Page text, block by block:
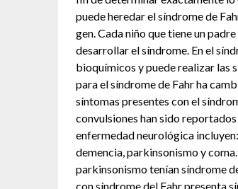
puede heredar el síndrome de
gen. Cada niño que tiene un
desarrollar el síndrome. En el
bioquímicos y puede realizar las
para el síndrome de Fahr ha
síntomas presentes con el
convulsiones han sido
enfermedad neurológica
demencia, parkinsonismo y
parkinsonismo tenían síndrome
con síndrome del Fahr presenta